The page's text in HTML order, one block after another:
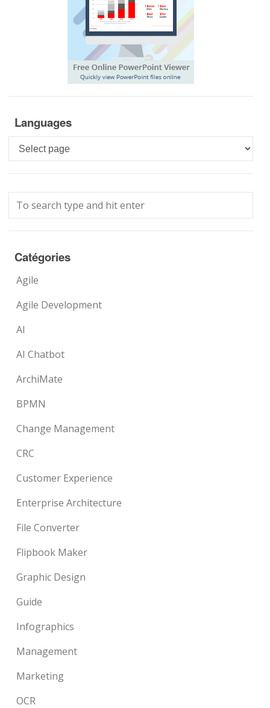
Languages
Languages
Catégories
Agile
Agile Development
AI
AI Chatbot
ArchiMate
BPMN
Change Management
CRC
Customer Experience
Enterprise Architecture
File Converter
Flipbook Maker
Graphic Design
Guide
Infographics
Management
Marketing
OCR